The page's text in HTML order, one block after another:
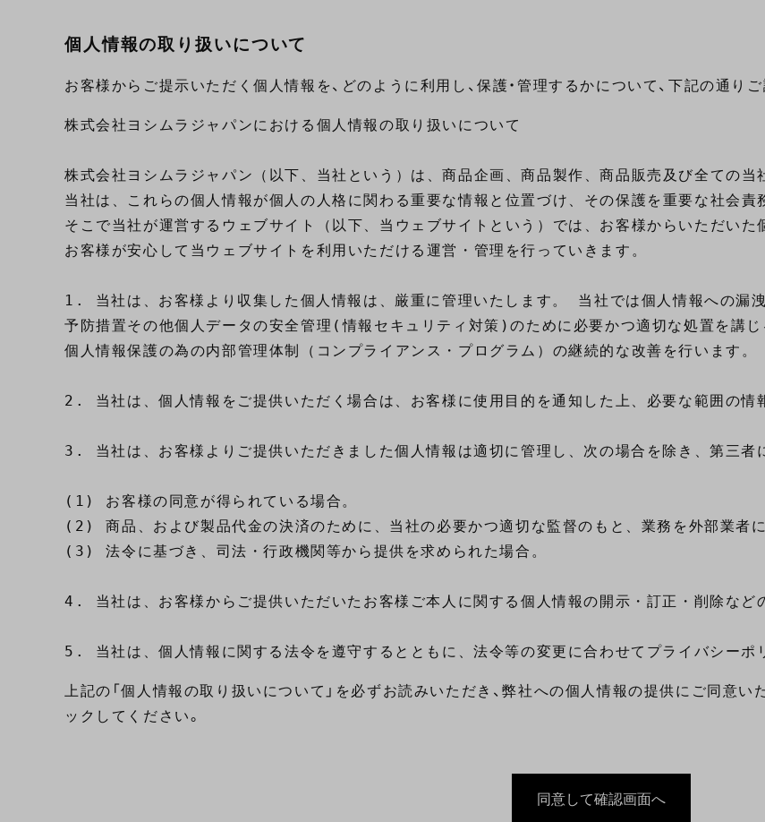
個人情報の取り扱いについて
お客様からご提示いただく個人情報を、どのように利用し、保護・管理するかについて、下記の通りご
株式会社ヨシムラジャパンにおける個人情報の取り扱いについて
株式会社ヨシムラジャパン（以下、当社という）は、商品企画、商品製作、商品販売及び全ての当
当社は、これらの個人情報が個人の人格に関わる重要な情報と位置づけ、その保護を重要な社会責
そこで当社が運営するウェブサイト（以下、当ウェブサイトという）では、お客様からいただいた
お客様が安心して当ウェブサイトを利用いただける運営・管理を行っていきます。
1. 当社は、お客様より収集した個人情報は、厳重に管理いたします。 当社では個人情報への漏
予防措置その他個人データの安全管理(情報セキュリティ対策)のために必要かつ適切な処置を講じ
個人情報保護の為の内部管理体制（コンプライアンス・プログラム）の継続的な改善を行います。
2. 当社は、個人情報をご提供いただく場合は、お客様に使用目的を通知した上、必要な範囲の情
3. 当社は、お客様よりご提供いただきました個人情報は適切に管理し、次の場合を除き、第三者
(1) お客様の同意が得られている場合。
(2) 商品、および製品代金の決済のために、当社の必要かつ適切な監督のもと、業務を外部業者に
(3) 法令に基づき、司法・行政機関等から提供を求められた場合。
4. 当社は、お客様からご提供いただいたお客様ご本人に関する個人情報の開示・訂正・削除など
上記の「個人情報の取り扱いについて」を必ずお読みいただき、弊社への個人情報の提供にご同意い
ックしてください。